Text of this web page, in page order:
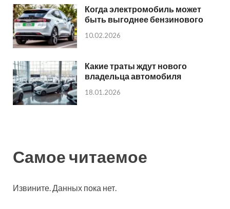
Когда электромобиль может
быть выгоднее бензинового
10.02.2026
Какие траты ждут нового
владельца автомобиля
18.01.2026
Самое читаемое
Извините. Данных пока нет.